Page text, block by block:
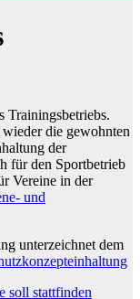
Trainingsbetriebs.
die gewohnten
der
für den Sportbetrieb
Vereine in der
und
unterzeichnet dem
soll stattfinden